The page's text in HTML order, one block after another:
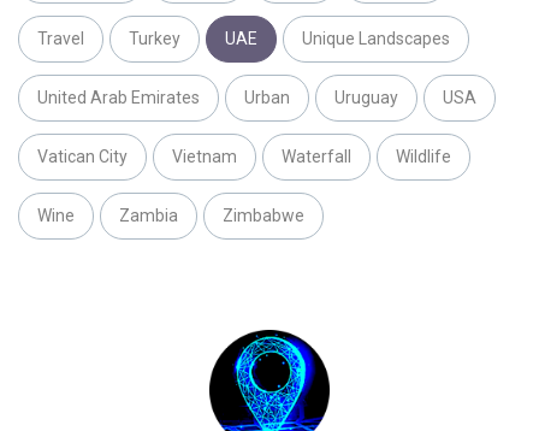
Travel Turkey UAE Unique Landscapes
United Arab Emirates Urban Uruguay USA
Vatican City Vietnam Waterfall Wildlife
Wine Zambia Zimbabwe